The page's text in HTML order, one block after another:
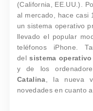
(California, EE.UU.).
al mercado, hace casi
un sistema operativo
llevado el popular
teléfonos iPhone.
delsistema
y de los
Catalina , la nueva
novedades en cuanto